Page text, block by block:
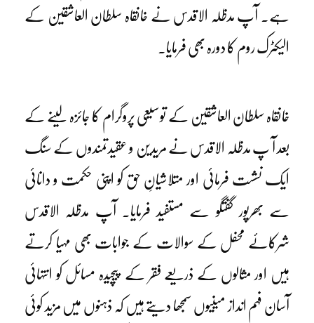
ہے۔ آپ مدظلہ الاقدس نے خانقاہ سلطان العاشقین کے
الیکٹرک روم کا دورہ بھی فرمایا۔
خانقاہ سلطان العاشقین کے توسیعی پروگرام کا جائزہ لینے کے
بعد آ پ مدظلہ الاقدس نے مریدین و عقیدتمندوں کے سنگ
ایک نشست فرمائی اور متلاشیانِ حق کو اپنی حکمت و دانائی
سے بھرپور گفتگو سے مستفید فرمایا۔ آپ مدظلہ الاقدس
شرکائے محفل کے سوالات کے جوابات بھی مہیا کرتے
ہیں اور مثالوں کے ذریعے فقر کے پیچیدہ مسائل کو انتہائی
آسان فہم انداز میںیوں سمجھا دیتے ہیں کہ ذہنوں میں مزید کوئی